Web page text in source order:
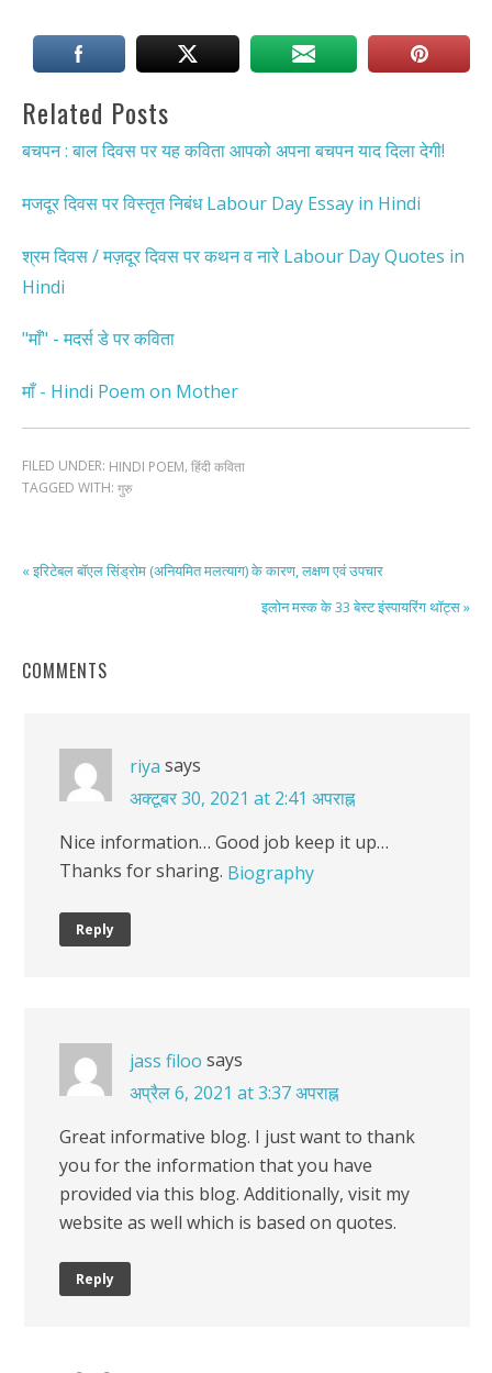
Related Posts
बचपन : बाल दिवस पर यह कविता आपको अपना बचपन याद दिला देगी!
मजदूर दिवस पर विस्तृत निबंध Labour Day Essay in Hindi
श्रम दिवस / मज़दूर दिवस पर कथन व नारे Labour Day Quotes in
Hindi
"माँ" - मदर्स डे पर कविता
माँ - Hindi Poem on Mother
FILED UNDER: HINDI POEM, हिंदी कविता
TAGGED WITH: गुरु
« इरिटेबल बॉएल सिंड्रोम (अनियमित मलत्याग) के कारण, लक्षण एवं उपचार
इलोन मस्क के 33 बेस्ट इंस्पायरिंग थॉट्स »
COMMENTS
riya says
अक्टूबर 30, 2021 at 2:41 अपराह्न
Nice information… Good job keep it up…
Thanks for sharing. Biography
Reply
jass filoo says
अप्रैल 6, 2021 at 3:37 अपराह्न
Great informative blog. I just want to thank
you for the information that you have
provided via this blog. Additionally, visit my
website as well which is based on quotes.
Reply